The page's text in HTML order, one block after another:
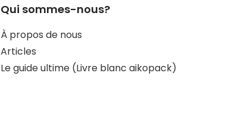
Qui sommes-nous?
À propos de nous
Articles
Le guide ultime (Livre blanc aikopack)